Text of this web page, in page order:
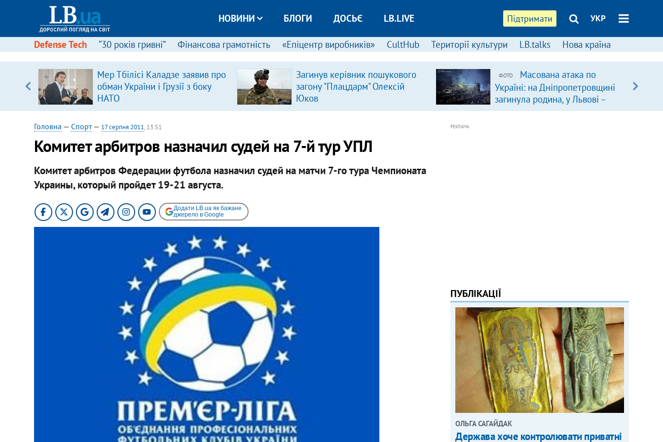
Підтримати УКР
НОВИНИ БЛОГИ ДОСЬЄ LB.LIVE
Defense Tech “30 років гривні” Фінансова грамотність «Епіцентр виробників» CultHub Території культури LB.talks Нова країна
Мер Тбілісі Каладзе заявив про
обман України і Грузії з боку
НАТО
Загинув керівник пошукового
загону "Плацдарм" Олексій
Юков
ФОТО
Масована атака по
Україні: на Дніпропетровщині
загинула родина, у Львові –
удар по багатоповерхівках
Головна — Спорт— 17 серпня 2011, 13:51
Комитет арбитров назначил судей на 7-й тур УПЛ
Комитет арбитров Федерации футбола назначил судей на матчи 7-го тура Чемпионата
Украины, который пройдет 19-21 августа.
Додати LB.ua як бажане
джерело в Google
РЕКЛАМА
ПУБЛІКАЦІЇ
ОЛЬГА САГАЙДАК
Держава хоче контролювати приватні